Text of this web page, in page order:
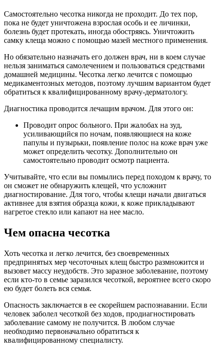
Самостоятельно чесотка никогда не проходит. До тех пор,
пока не будет уничтожена взрослая особь и ее личинки,
болезнь будет протекать, иногда обостряясь. Уничтожить
самку клеща можно с помощью мазей местного применения.
Но обязательно назначать его должен врач, ни в коем случае
нельзя заниматься самолечением и пользоваться средствами
домашней медицины. Чесотка легко лечится с помощью
медикаментозных методов, поэтому лучшим вариантом будет
обратиться к квалифицированному врачу-дерматологу.
Диагностика проводится лечащим врачом. Для этого он:
Проводит опрос больного. При жалобах на зуд,
усиливающийся по ночам, появляющиеся на коже
папулы и пузырьки, появление полос на коже врач уже
может определить чесотку. Дополнительно он
самостоятельно проводит осмотр пациента.
Учитывайте, что если вы помылись перед походом к врачу, то
он сможет не обнаружить клещей, что усложнит
диагностирование. Для того, чтобы клещи начали двигаться
активнее для взятия образца кожи, к коже прикладывают
нагретое стекло или капают на нее масло.
Чем опасна чесотка
Хоть чесотка и легко лечится, без своевременных
предпринятых мер чесоточных клещ быстро размножится и
вызовет массу неудобств. Это заразное заболевание, поэтому
если кто-то в семье заразился чесоткой, вероятнее всего скоро
ею будет болеть вся семья.
Опасность заключается в ее скорейшем распознавании. Если
человек заболел чесоткой без ходов, продиагностировать
заболевание самому не получится. В любом случае
необходимо первоначально обратиться к
квалифицированному специалисту.